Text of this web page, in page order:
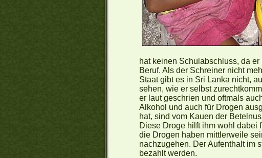
hat keinen Schulabschluss, da
Beruf. Als der Schreiner nicht
Staat gibt es in Sri Lanka nicht,
sehen, wie er selbst
er laut geschrien und oftmals
Alkohol und auch für Drogen
hat, sind vom Kauen der
Diese Droge hilft ihm wohl dabei
die Drogen haben mittlerweile
nachzugehen. Der Aufenthalt im
bezahlt werden.